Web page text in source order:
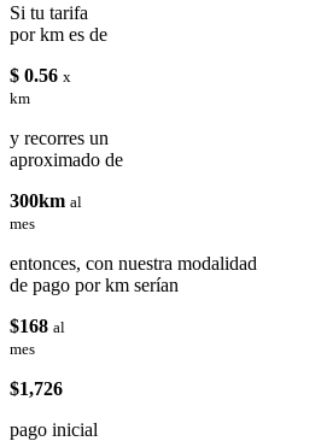
Si tu tarifa
por km es de
$ 0.56 x
km
y recorres un
aproximado de
300km al
mes
entonces, con nuestra modalidad
de pago por km serían
$168 al
mes
$1,726
pago inicial